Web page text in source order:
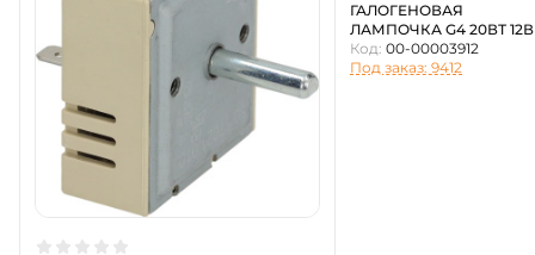
ГАЛОГЕНОВАЯ
ЛАМПОЧКА G4 20ВТ 12В
Код: 00-00003912
Под заказ: 9412